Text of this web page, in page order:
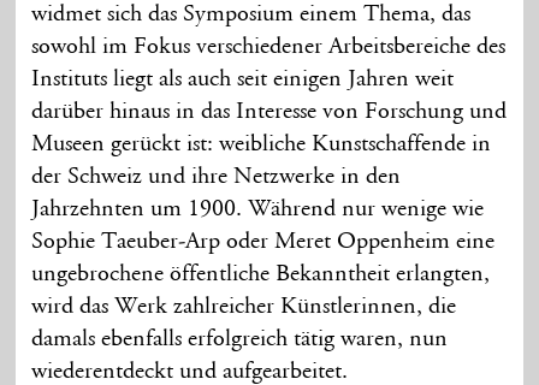
widmet sich das Symposium einem Thema, das
sowohl im Fokus verschiedener Arbeitsbereiche des
Instituts liegt als auch seit einigen Jahren weit
darüber hinaus in das Interesse von Forschung und
Museen gerückt ist: weibliche Kunstschaffende in
der Schweiz und ihre Netzwerke in den
Jahrzehnten um 1900. Während nur wenige wie
Sophie Taeuber-Arp oder Meret Oppenheim eine
ungebrochene öffentliche Bekanntheit erlangten,
wird das Werk zahlreicher Künstlerinnen, die
damals ebenfalls erfolgreich tätig waren, nun
wiederentdeckt und aufgearbeitet.